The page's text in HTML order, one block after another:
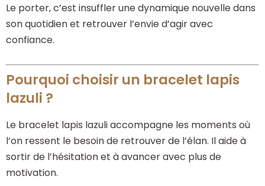
Le porter, c’est insuffler une dynamique nouvelle dans
son quotidien et retrouver l’envie d’agir avec
confiance.
Pourquoi choisir un bracelet lapis
lazuli ?
Le bracelet lapis lazuli accompagne les moments où
l’on ressent le besoin de retrouver de l’élan. Il aide à
sortir de l’hésitation et à avancer avec plus de
motivation.